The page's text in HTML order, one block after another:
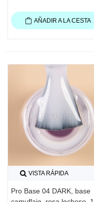
AÑADIR A LA CESTA
VISTA RÁPIDA
Pro Base 04 DARK, base